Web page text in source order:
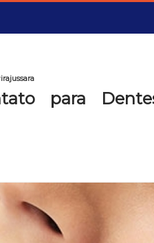
para